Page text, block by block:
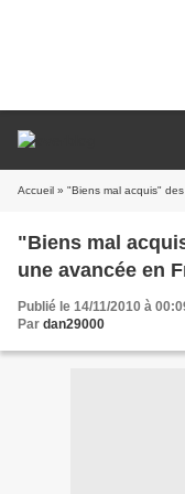
Accueil » "Biens mal acquis"
"Biens mal
une avancée en
Publié le 14/11/2010 à
Par dan29000